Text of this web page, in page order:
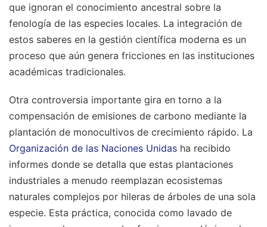
que ignoran el conocimiento ancestral sobre la
fenología de las especies locales. La integración de
estos saberes en la gestión científica moderna es un
proceso que aún genera fricciones en las instituciones
académicas tradicionales.
Otra controversia importante gira en torno a la
compensación de emisiones de carbono mediante la
plantación de monocultivos de crecimiento rápido. La
Organización de las Naciones Unidas ha recibido
informes donde se detalla que estas plantaciones
industriales a menudo reemplazan ecosistemas
naturales complejos por hileras de árboles de una sola
especie. Esta práctica, conocida como lavado de